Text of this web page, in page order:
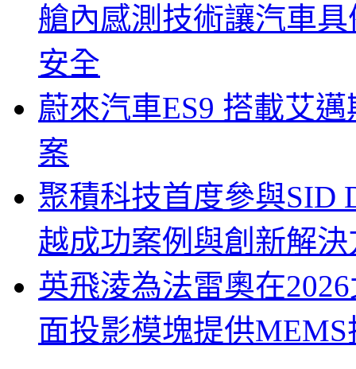
艙內感測技術讓汽車
安全
蔚來汽車ES9 搭載艾
案
聚積科技首度參與SID
越成功案例與創新解決
英飛淩為法雷奧在
面投影模塊提供MEMS